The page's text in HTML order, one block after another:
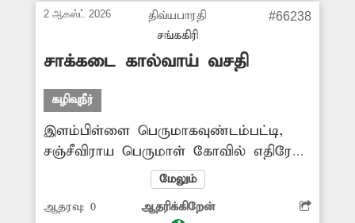
துறை அதிகாரிகள் நடவடிக்கை
எடுப்பார்களா? -முருகையன், வேலூர்.
2 ஆகஸ்ட் 2026
திவ்யபாரதி
சங்ககிரி
#66238
சாக்கடை கால்வாய் வசதி
கழிவுநீர்
இளம்பிள்ளை பெருமாகவுண்டம்பட்டி,
சஞ்சீவிராய பெருமாள் கோவில் எதிரே
சாலையில் உள்ள சவுடேஸ்வரி அம்மன்
நகரில் வீடுகளில் இருந்து வெளியேறும்
கழிவுநீர் செல்ல சாக்கடை வசதி
மேலும்
ஆதரவு: 0 ஆதரிக்கிறேன்